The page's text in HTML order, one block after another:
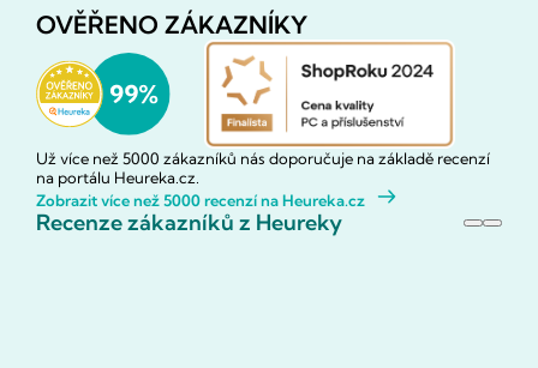
OVĚŘENO ZÁKAZNÍKY
Už více než 5000 zákazníků nás doporučuje na základě recenzí
na portálu Heureka.cz.
Zobrazit více než 5000 recenzí na Heureka.cz
Recenze zákazníků z Heureky